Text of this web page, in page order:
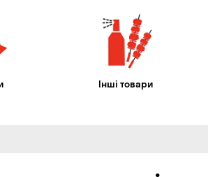
Інші товари